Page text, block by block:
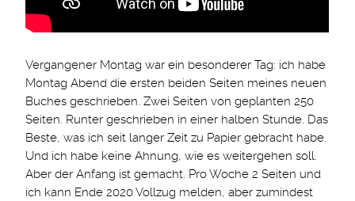
Vergangener Montag war ein besonderer Tag: ich habe
Montag Abend die ersten beiden Seiten meines neuen
Buches geschrieben. Zwei Seiten von geplanten 250
Seiten. Runter geschrieben in einer halben Stunde. Das
Beste, was ich seit langer Zeit zu Papier gebracht habe.
Und ich habe keine Ahnung, wie es weitergehen soll.
Aber der Anfang ist gemacht. Pro Woche 2 Seiten und
ich kann Ende 2020 Vollzug melden, aber zumindest